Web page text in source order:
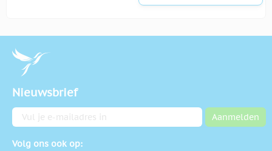
Nieuwsbrief
E-mailadres Aanmelden
Volg ons ook op: